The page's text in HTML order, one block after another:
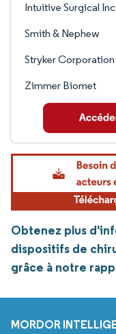
Intuitive Surgical Inc
Smith & Nephew
Stryker Corporation
Zimmer Biomet
Obtenez plus
dispositifs de
grâce à notre
MORDOR